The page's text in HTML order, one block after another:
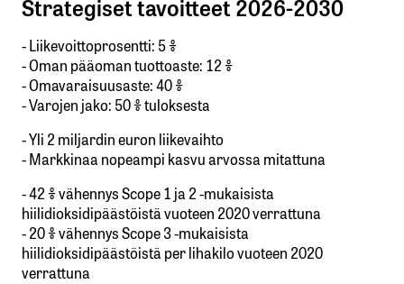
- Liikevoittoprosentti: 5 %
- Oman pääoman tuottoaste: 12 %
- Omavaraisuusaste: 40 %
- Varojen jako: 50 % tuloksesta
- Yli 2 miljardin euron liikevaihto
- Markkinaa nopeampi kasvu arvossa mitattuna
- 42 % vähennys Scope 1 ja 2 -mukaisista
hiilidioksidipäästöistä vuoteen 2020 verrattuna
- 20 % vähennys Scope 3 -mukaisista
hiilidioksidipäästöistä per lihakilo vuoteen 2020
verrattuna